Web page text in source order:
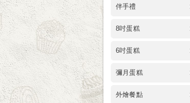
伴手禮
8吋蛋糕
6吋蛋糕
彌月蛋糕
外燴餐點